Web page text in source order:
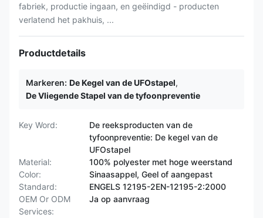
fabriek, productie ingaan, en geëindigd - producten
verlatend het pakhuis, ...
Productdetails
Markeren: De Kegel van de UFOstapel,
De Vliegende Stapel van de tyfoonpreventie
Key Word:
De reeksproducten van de
tyfoonpreventie: De kegel van de
UFOstapel
Material:
100% polyester met hoge weerstand
Color:
Sinaasappel, Geel of aangepast
Standard:
ENGELS 12195-2EN-12195-2:2000
OEM Or ODM
Services:
Ja op aanvraag